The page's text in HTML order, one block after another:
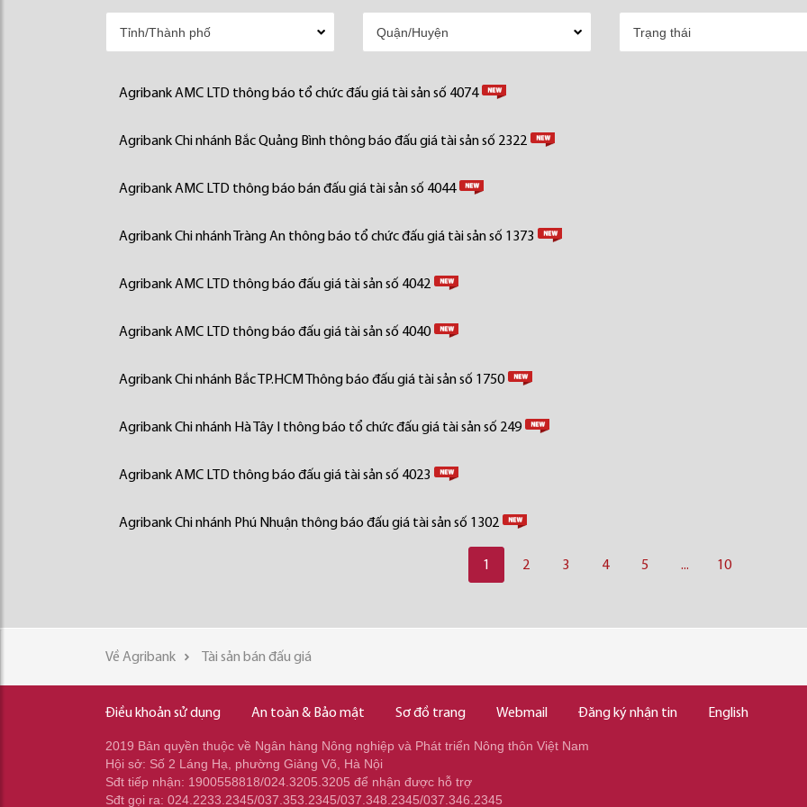
Agribank AMC LTD thông báo tổ chức đấu giá tài sản số 4074
Agribank Chi nhánh Bắc Quảng Bình thông báo đấu giá tài sản số 2322
Agribank AMC LTD thông báo bán đấu giá tài sản số 4044
Agribank Chi nhánh Tràng An thông báo tổ chức đấu giá tài sản số 1373
Agribank AMC LTD thông báo đấu giá tài sản số 4042
Agribank AMC LTD thông báo đấu giá tài sản số 4040
Agribank Chi nhánh Bắc TP.HCM Thông báo đấu giá tài sản số 1750
Agribank Chi nhánh Hà Tây I thông báo tổ chức đấu giá tài sản số 249
Agribank AMC LTD thông báo đấu giá tài sản số 4023
Agribank Chi nhánh Phú Nhuận thông báo đấu giá tài sản số 1302
1 2 3 4 5 ... 10
Về Agribank Tài sản bán đấu giá
Điều khoản sử dụng An toàn & Bảo mật Sơ đồ trang Webmail Đăng ký nhận tin English
2019 Bản quyền thuộc về Ngân hàng Nông nghiệp và Phát triển Nông thôn Việt Nam
Hội sở: Số 2 Láng Hạ, phường Giảng Võ, Hà Nội
Sđt tiếp nhận: 1900558818/024.3205.3205 để nhận được hỗ trợ
Sđt gọi ra: 024.2233.2345/037.353.2345/037.348.2345/037.346.2345